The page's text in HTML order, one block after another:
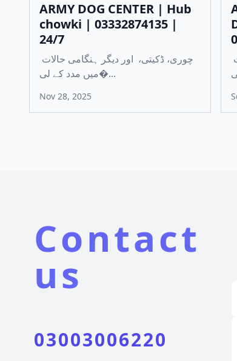
ARMY DOG CENTER | Hub
chowki | 03332874135 |
24/7
میں مدد کے لی�...
Nov 28, 2025
Contact
us
03003006220